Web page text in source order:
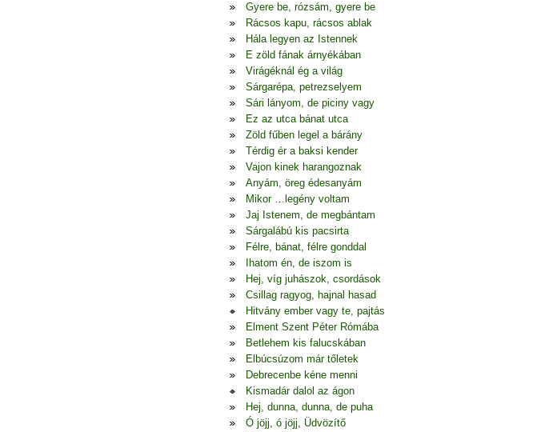
Gyere be, rózsám, gyere be
Rácsos kapu, rácsos ablak
Hála legyen az Istennek
E zöld fának árnyékában
Virágéknál ég a világ
Sárgarépa, petrezselyem
Sári lányom, de piciny vagy
Ez az utca bánat utca
Zöld fűben legel a bárány
Térdig ér a baksi kender
Vajon kinek harangoznak
Anyám, öreg édesanyám
Mikor …legény voltam
Jaj Istenem, de megbántam
Sárgalábú kis pacsirta
Félre, bánat, félre gonddal
Ihatom én, de iszom is
Hej, víg juhászok, csordások
Csillag ragyog, hajnal hasad
Hitvány ember vagy te, pajtás
Elment Szent Péter Rómába
Betlehem kis falucskában
Elbúcsúzom már tőletek
Debrecenbe kéne menni
Kismadár dalol az ágon
Hej, dunna, dunna, de puha
Ó jöjj, ó jöjj, Üdvözítő